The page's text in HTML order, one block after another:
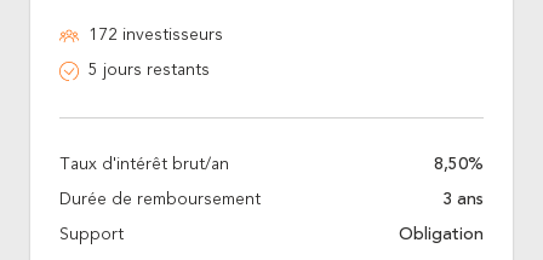
172 investisseurs
5 jours restants
Taux d'intérêt brut/an 8,50%
Durée de remboursement 3 ans
Support Obligation